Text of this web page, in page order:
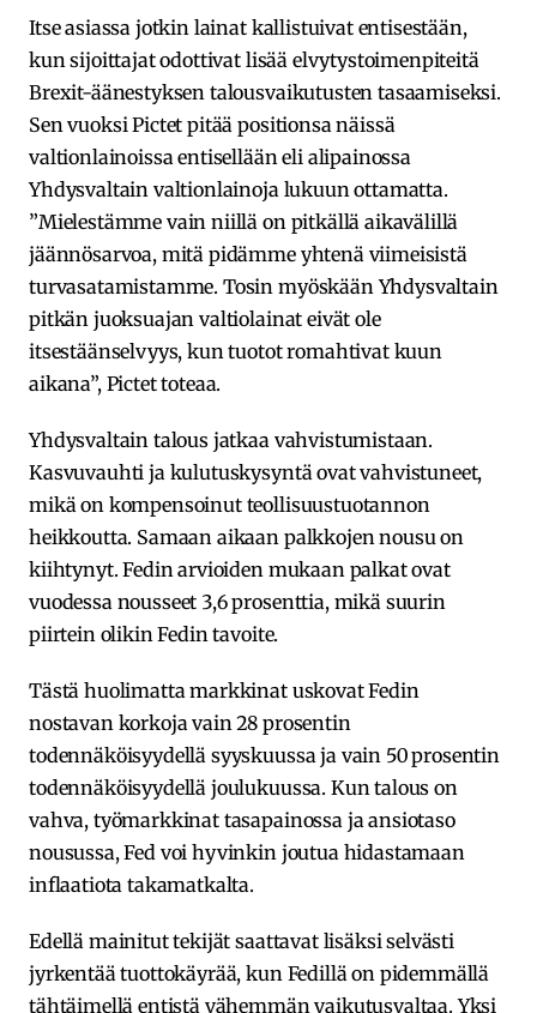
Itse asiassa jotkin lainat kallistuivat entisestään,
kun sijoittajat odottivat lisää elvytystoimenpiteitä
Brexit-äänestyksen talousvaikutusten tasaamiseksi.
Sen vuoksi Pictet pitää positionsa näissä
valtionlainoissa entisellään eli alipainossa
Yhdysvaltain valtionlainoja lukuun ottamatta.
”Mielestämme vain niillä on pitkällä aikavälillä
jäännösarvoa, mitä pidämme yhtenä viimeisistä
turvasatamistamme. Tosin myöskään Yhdysvaltain
pitkän juoksuajan valtiolainat eivät ole
itsestäänselvyys, kun tuotot romahtivat kuun
aikana”, Pictet toteaa.
Yhdysvaltain talous jatkaa vahvistumistaan.
Kasvuvauhti ja kulutuskysyntä ovat vahvistuneet,
mikä on kompensoinut teollisuustuotannon
heikkoutta. Samaan aikaan palkkojen nousu on
kiihtynyt. Fedin arvioiden mukaan palkat ovat
vuodessa nousseet 3,6 prosenttia, mikä suurin
piirtein olikin Fedin tavoite.
Tästä huolimatta markkinat uskovat Fedin
nostavan korkoja vain 28 prosentin
todennäköisyydellä syyskuussa ja vain 50 prosentin
todennäköisyydellä joulukuussa. Kun talous on
vahva, työmarkkinat tasapainossa ja ansiotaso
nousussa, Fed voi hyvinkin joutua hidastamaan
inflaatiota takamatkalta.
Edellä mainitut tekijät saattavat lisäksi selvästi
jyrkentää tuottokäyrää, kun Fedillä on pidemmällä
tähtäimellä entistä vähemmän vaikutusvaltaa. Yksi